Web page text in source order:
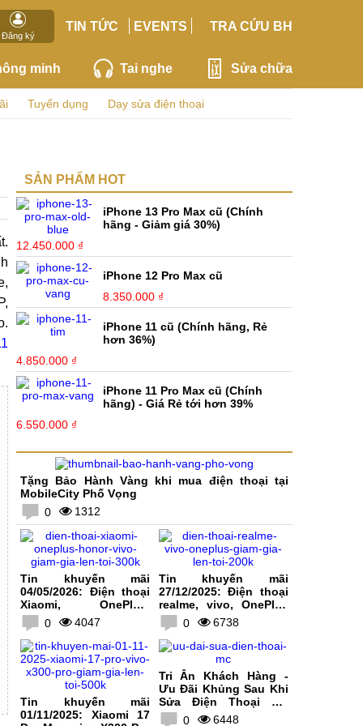
Đăng ký
TIN TỨC EVENTS TRA CỨU BH
minh Tai nghe Sửa chữa
Tuyển dụng Dạy sửa điện thoại
SẢN PHẨM HOT
iPhone 13 Pro Max cũ (Chính
hãng - Giảm giá 30%)
12.450.000 ₫
iPhone 12 Pro Max cũ
8.350.000 ₫
iPhone 11 cũ (Chính hãng, Rẻ
hơn 36%)
4.850.000 ₫
iPhone 11 Pro Max cũ (Chính
hãng) - Giá Rẻ tới hơn 39%
6.550.000 ₫
Tặng Bảo Hành Vàng khi mua điện thoại tại
MobileCity Phố Vọng
0
1312
Tin khuyến mãi
04/05/2026: Điện thoại
Xiaomi, OnePlus,
HONOR, vivo giảm giá
lên tới 300K
0 4047
Tin khuyến mãi
27/12/2025: Điện thoại
realme, vivo, OnePlus
giảm giá lên tới 200K
0 6738
Tin khuyến mãi
01/11/2025: Xiaomi 17
Tri Ân Khách Hàng -
Ưu Đãi Khủng Sau Khi
Sửa Điện Thoại Tại
MobileCity
0 6448